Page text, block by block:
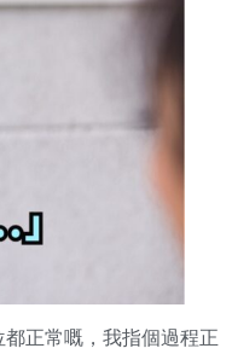
正常嘅，我指個過程正